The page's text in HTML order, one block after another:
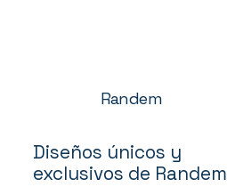
Randem
Diseños únicos y
exclusivos de Randem